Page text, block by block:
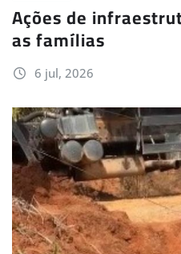
Ações de
as famílias
6 jul, 2026